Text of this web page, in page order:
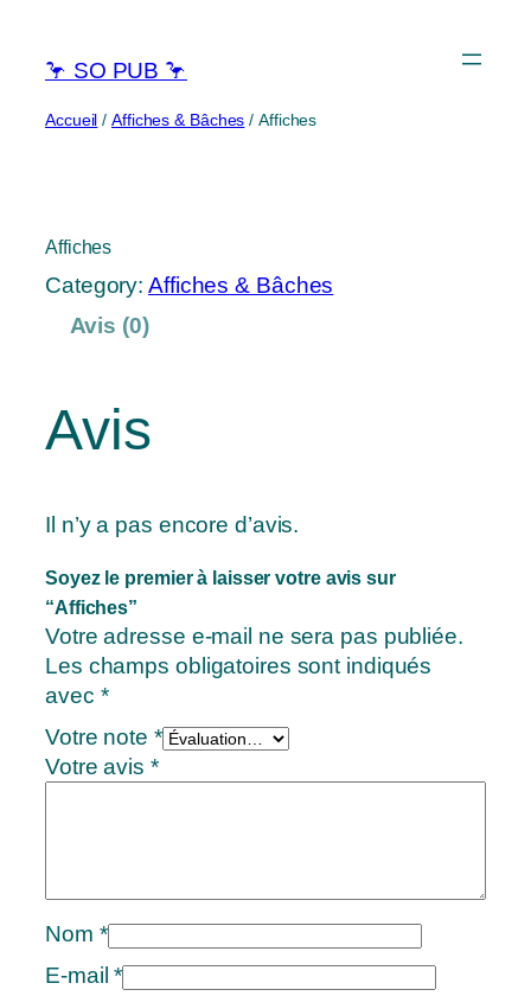
🦩 SO PUB 🦩
Accueil /Affiches & Bâches / Affiches
Affiches
Category:Affiches & Bâches
Avis (0)
Avis
Il n’y a pas encore d’avis.
Soyez le premier à laisser votre avis sur
“Affiches”
Votre adresse e-mail ne sera pas publiée.
Les champs obligatoires sont indiqués
avec *
Votre note *
Votre avis *
Nom *
E-mail*